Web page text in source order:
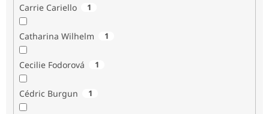
Carrie Cariello 1
Catharina Wilhelm 1
Cecilie Fodorová 1
Cédric Burgun 1